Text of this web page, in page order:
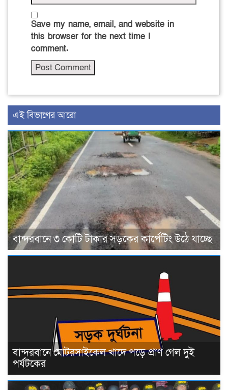
Save my name, email, and website in
this browser for the next time I
comment.
এই বিভাগের আরো
বান্দরবানে ৩ কোটি টাকার সড়কের কার্পেটিং উঠে যাচ্ছে
বান্দরবানে মোটরসাইকেল খাদে পড়ে প্রাণ গেল দুই
পর্যটকের